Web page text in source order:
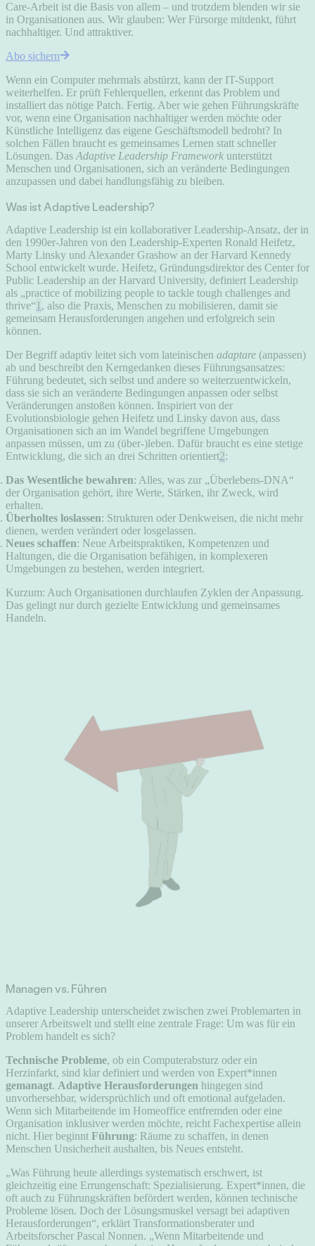
Care-Arbeit ist die Basis von allem – und trotzdem blenden wir sie
in Organisationen aus. Wir glauben: Wer Fürsorge mitdenkt, führt
nachhaltiger. Und attraktiver.
Abo sichern
Wenn ein Computer mehrmals abstürzt, kann der IT-Support
weiterhelfen. Er prüft Fehlerquellen, erkennt das Problem und
installiert das nötige Patch. Fertig. Aber wie gehen Führungskräfte
vor, wenn eine Organisation nachhaltiger werden möchte oder
Künstliche Intelligenz das eigene Geschäftsmodell bedroht? In
solchen Fällen braucht es gemeinsames Lernen statt schneller
Lösungen. Das Adaptive Leadership Framework unterstützt
Menschen und Organisationen, sich an veränderte Bedingungen
anzupassen und dabei handlungsfähig zu bleiben.
Was ist Adaptive Leadership?
Adaptive Leadership ist ein kollaborativer Leadership-Ansatz, der in
den 1990er-Jahren von den Leadership-Experten Ronald Heifetz,
Marty Linsky und Alexander Grashow an der Harvard Kennedy
School entwickelt wurde. Heifetz, Gründungsdirektor des Center for
Public Leadership an der Harvard University, definiert Leadership
als „practice of mobilizing people to tackle tough challenges and
thrive“1 , also die Praxis, Menschen zu mobilisieren, damit sie
gemeinsam Herausforderungen angehen und erfolgreich sein
können.
Der Begriff adaptiv leitet sich vom lateinischen adaptare (anpassen)
ab und beschreibt den Kerngedanken dieses Führungsansatzes:
Führung bedeutet, sich selbst und andere so weiterzuentwickeln,
dass sie sich an veränderte Bedingungen anpassen oder selbst
Veränderungen anstoßen können. Inspiriert von der
Evolutionsbiologie gehen Heifetz und Linsky davon aus, dass
Organisationen sich an im Wandel begriffene Umgebungen
anpassen müssen, um zu (über-)leben. Dafür braucht es eine stetige
Entwicklung, die sich an drei Schritten orientiert2:
Das Wesentliche bewahren: Alles, was zur „Überlebens-DNA“
der Organisation gehört, ihre Werte, Stärken, ihr Zweck, wird
erhalten.
Überholtes loslassen: Strukturen oder Denkweisen, die nicht mehr
dienen, werden verändert oder losgelassen.
Neues schaffen: Neue Arbeitspraktiken, Kompetenzen und
Haltungen, die die Organisation befähigen, in komplexeren
Umgebungen zu bestehen, werden integriert.
Kurzum: Auch Organisationen durchlaufen Zyklen der Anpassung.
Das gelingt nur durch gezielte Entwicklung und gemeinsames
Handeln.
Managen vs. Führen
Adaptive Leadership unterscheidet zwischen zwei Problemarten in
unserer Arbeitswelt und stellt eine zentrale Frage: Um was für ein
Problem handelt es sich?
Technische Probleme, ob ein Computerabsturz oder ein
Herzinfarkt, sind klar definiert und werden von Expert*innen
gemanagt. Adaptive Herausforderungen hingegen sind
unvorhersehbar, widersprüchlich und oft emotional aufgeladen.
Wenn sich Mitarbeitende im Homeoffice entfremden oder eine
Organisation inklusiver werden möchte, reicht Fachexpertise allein
nicht. Hier beginnt Führung: Räume zu schaffen, in denen
Menschen Unsicherheit aushalten, bis Neues entsteht.
„Was Führung heute allerdings systematisch erschwert, ist
gleichzeitig eine Errungenschaft: Spezialisierung. Expert*innen, die
oft auch zu Führungskräften befördert werden, können technische
Probleme lösen. Doch der Lösungsmuskel versagt bei adaptiven
Herausforderungen“, erklärt Transformationsberater und
Arbeitsforscher Pascal Nonnen. „Wenn Mitarbeitende und